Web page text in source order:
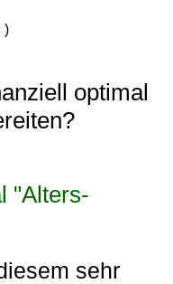
)
optimal
"Alters-
sehr